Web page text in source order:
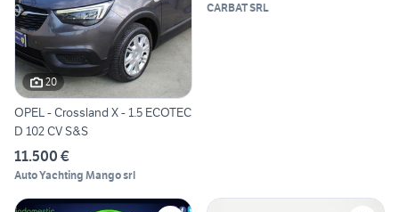
20
OPEL - Crossland X - 1.5 ECOTEC
D 102 CV S&S
11.500 €
Auto Yachting Mango srl
CARBAT SRL